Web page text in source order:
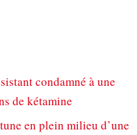
condamné à une
de kétamine
en plein milieu d’une